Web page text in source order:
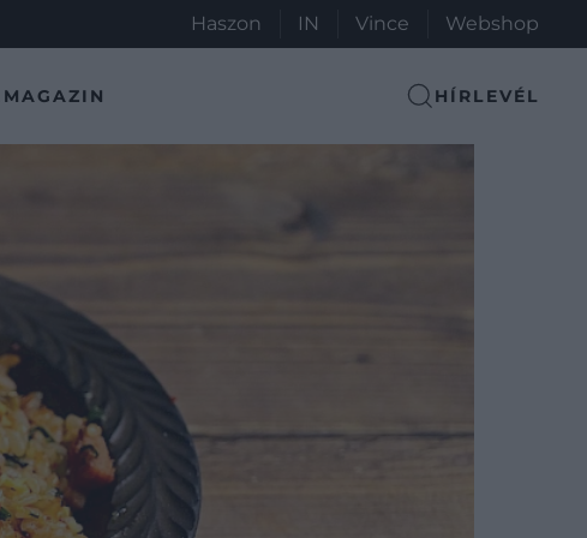
Haszon IN Vince Webshop
MAGAZIN HÍRLEVÉL